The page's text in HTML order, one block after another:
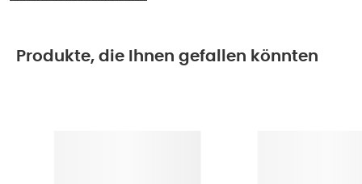
Produkte, die Ihnen gefallen könnten